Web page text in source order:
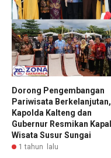
Dorong Pengembangan
Pariwisata Berkelanjutan,
Kapolda Kalteng dan
Gubernur Resmikan Kapal
Wisata Susur Sungai
1 tahun lalu